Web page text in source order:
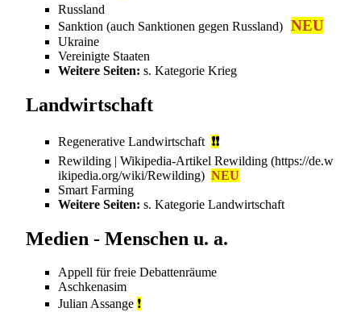
Russland
Sanktion (auch Sanktionen gegen Russland) NEU
Ukraine
Vereinigte Staaten
Weitere Seiten: s. Kategorie Krieg
Landwirtschaft
Regenerative Landwirtschaft ❗❗
Rewilding | Wikipedia-Artikel Rewilding
NEU
Smart Farming
Weitere Seiten: s. Kategorie Landwirtschaft
Medien - Menschen u. a.
Appell für freie Debattenräume
Aschkenasim
Julian Assange ❗